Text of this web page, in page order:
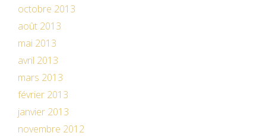
octobre 2013
août 2013
mai 2013
avril 2013
mars 2013
février 2013
janvier 2013
novembre 2012